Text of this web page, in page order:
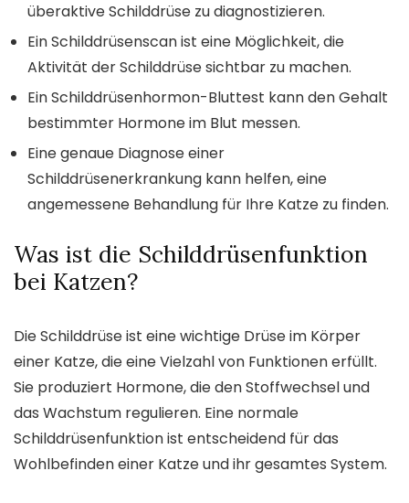
überaktive Schilddrüse zu diagnostizieren.
Ein Schilddrüsenscan ist eine Möglichkeit, die
Aktivität der Schilddrüse sichtbar zu machen.
Ein Schilddrüsenhormon-Bluttest kann den Gehalt
bestimmter Hormone im Blut messen.
Eine genaue Diagnose einer
Schilddrüsenerkrankung kann helfen, eine
angemessene Behandlung für Ihre Katze zu finden.
Was ist die Schilddrüsenfunktion
bei Katzen?
Die Schilddrüse ist eine wichtige Drüse im Körper
einer Katze, die eine Vielzahl von Funktionen erfüllt.
Sie produziert Hormone, die den Stoffwechsel und
das Wachstum regulieren. Eine normale
Schilddrüsenfunktion ist entscheidend für das
Wohlbefinden einer Katze und ihr gesamtes System.